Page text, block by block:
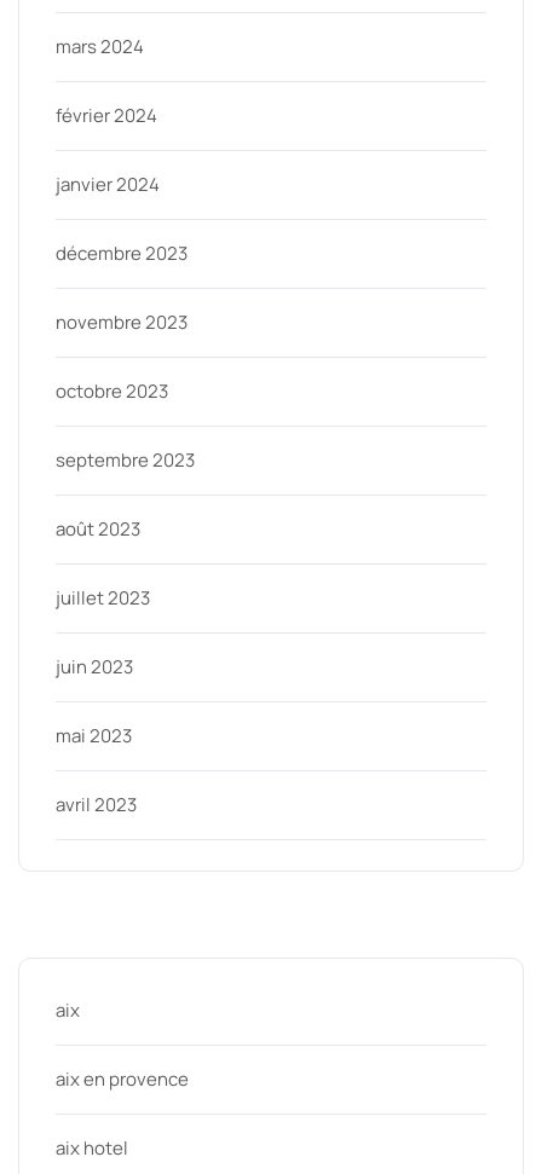
mars 2024
février 2024
janvier 2024
décembre 2023
novembre 2023
octobre 2023
septembre 2023
août 2023
juillet 2023
juin 2023
mai 2023
avril 2023
aix
aix en provence
aix hotel